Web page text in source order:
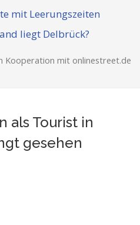
mit Leerungszeiten
liegt Delbrück?
Kooperation mit onlinestreet.de
als Tourist in
gesehen